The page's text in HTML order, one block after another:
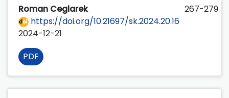
Roman Ceglarek
267-279
https://doi.org/10.21697/sk.2024.20.16
2024-12-21
PDF